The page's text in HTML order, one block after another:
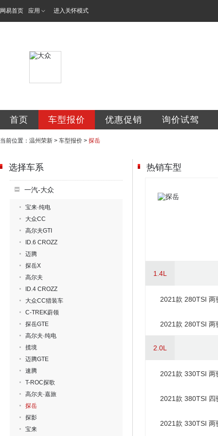
网易首页 应用 进入关怀模式
首页 车型报价 优惠促销 询价试驾
当前位置： 温州荣新 > 车型报价 > 探岳
选择车系
一汽-大众
宝来·纯电
大众CC
高尔夫GTI
ID.6 CROZZ
迈腾
探岳X
高尔夫
ID.4 CROZZ
大众CC猎装车
C-TREK蔚领
探岳GTE
高尔夫·纯电
揽境
迈腾GTE
速腾
T-ROC探歌
高尔夫·嘉旅
探岳
探影
宝来
热销车型
1.4L
2021款 280TSI 两
2021款 280TSI 两
2.0L
2021款 330TSI 两
2021款 380TSI 四
2021款 330TSI 两